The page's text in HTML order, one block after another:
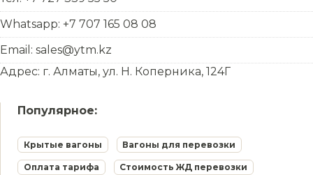
Whatsapp: +7 707 165 08 08
Email: sales@ytm.kz
Адрес: г. Алматы, ул. Н. Коперника, 124Г
Популярное:
Крытые вагоны Вагоны для перевозки
Оплата тарифа Стоимость ЖД перевозки